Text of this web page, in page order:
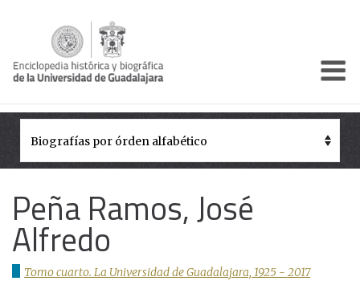
Presentación
Biografías
Documentos institucionales
Peña Ramos, José
Alfredo
Tomo cuarto. La Universidad de Guadalajara, 1925 - 2017